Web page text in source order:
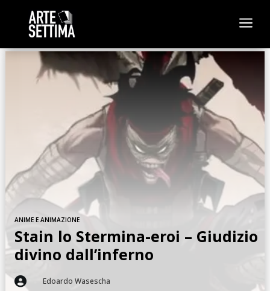
a
ANIME E ANIMAZIONE
Stain lo Stermina-eroi – Giudizio
divino dall’inferno
 Edoardo Wasescha